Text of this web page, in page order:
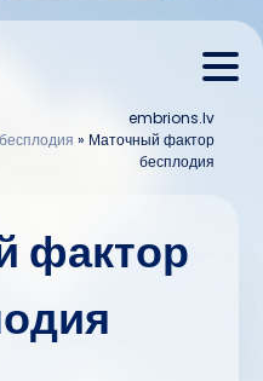
embrions.lv
» Маточный фактор
бесплодия
фактор